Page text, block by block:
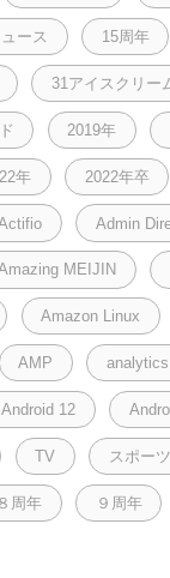
ース 15周年
31アイスクリー
2019年
年 2022年卒
Admin
MEIJIN
Amazon Linux
AMP analytics
Android 12
TV スポーツ
８周年 ９周年